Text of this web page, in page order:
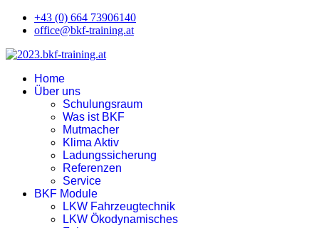
+43 (0) 664 73906140
office@bkf-training.at
Home
Über uns
Schulungsraum
Was ist BKF
Mutmacher
Klima Aktiv
Ladungssicherung
Referenzen
Service
BKF Module
LKW Fahrzeugtechnik
LKW Ökodynamisches